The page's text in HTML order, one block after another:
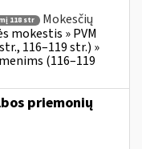
118 str
Mokesčių
mokestis » PVM
116–119 str.) »
(116–119
priemonių